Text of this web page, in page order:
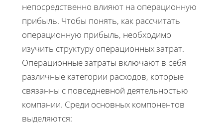
непосредственно влияют на операционную
прибыль. Чтобы понять, как рассчитать
операционную прибыль, необходимо
изучить структуру операционных затрат.
Операционные затраты включают в себя
различные категории расходов, которые
связанны с повседневной деятельностью
компании. Среди основных компонентов
выделяются: